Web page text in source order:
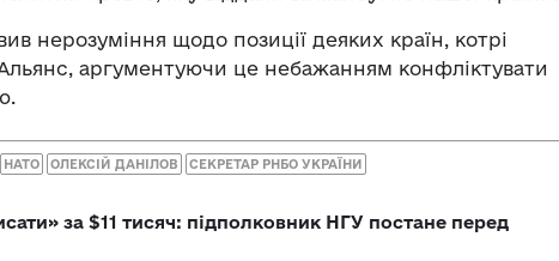
нерозуміння щодо позиції деяких країн, котрі
аргументуючи це небажанням конфліктувати
НАТО ОЛЕКСІЙ ДАНІЛОВ СЕКРЕТАР РНБО УКРАЇНИ
за $11 тисяч: підполковник НГУ постане перед